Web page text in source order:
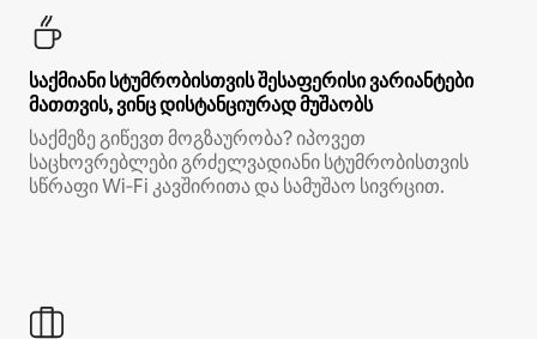
საქმიანი სტუმრობისთვის შესაფერისი ვარიანტები
მათთვის, ვინც დისტანციურად მუშაობს
საქმეზე გიწევთ მოგზაურობა? იპოვეთ
საცხოვრებლები გრძელვადიანი სტუმრობისთვის
სწრაფი Wi‑Fi კავშირითა და სამუშაო სივრცით.